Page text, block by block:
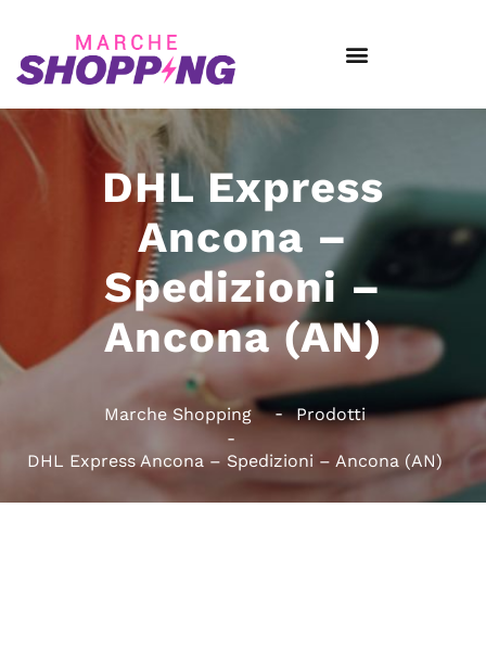
DHL Express
Ancona –
Spedizioni –
Ancona (AN)
Marche Shopping Prodotti
DHL Express Ancona – Spedizioni – Ancona (AN)